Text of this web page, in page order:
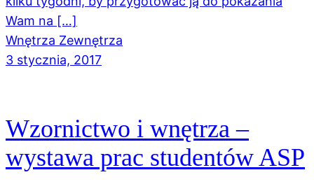
Wam na […]
Wnętrza Zewnętrza
3 stycznia, 2017
Wzornictwo i wnętrza –
wystawa prac studentów ASP